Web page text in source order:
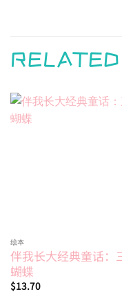
绘本
伴我长大经典童话：
蝴蝶
$13.70